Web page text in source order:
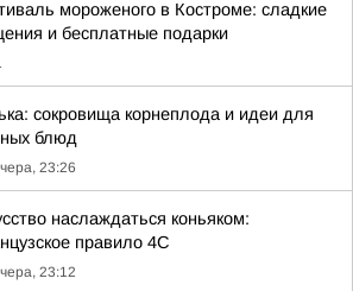
мороженого в Костроме: сладкие
и бесплатные подарки
сокровища корнеплода и идеи для
блюд
23:26
наслаждаться коньяком:
правило 4С
23:12